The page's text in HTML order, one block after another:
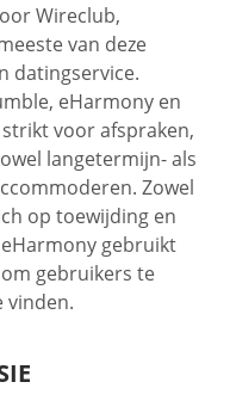
Wireclub,
van deze
datingservice.
eHarmony en
voor afspraken,
langetermijn- als
Zowel
op toewijding en
gebruikt
gebruikers te
vinden.